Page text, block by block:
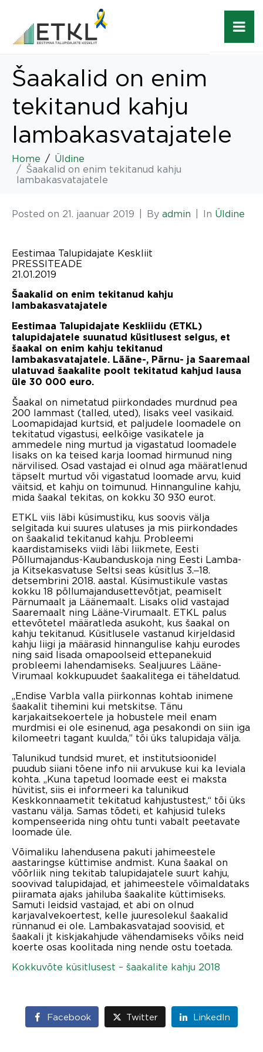
Šaakalid on enim
tekitanud kahju
lambakasvatajatele
Home
Üldine
Šaakalid on enim tekitanud kahju
lambakasvatajatele
Posted on 21. jaanuar 2019 By admin In Üldine
Eestimaa Talupidajate Keskliit
PRESSITEADE
21.01.2019
Šaakalid on enim tekitanud kahju
lambakasvatajatele
Eestimaa Talupidajate Keskliidu (ETKL)
talupidajatele suunatud küsitlusest selgus, et
šaakal on enim kahju tekitanud
lambakasvatajatele. Lääne-, Pärnu- ja Saaremaal
ulatuvad šaakalite poolt tekitatud kahjud lausa
üle 30 000 euro.
Šaakal on nimetatud piirkondades murdnud pea
200 lammast (talled, uted), lisaks veel vasikaid.
Loomapidajad kurtsid, et paljudele loomadele on
tekitatud vigastusi, eelkõige vasikatele ja
ammedele ning murtud ja vigastatud loomadele
lisaks on ka teised karja loomad hirmunud ning
närvilised. Osad vastajad ei olnud aga määratlenud
täpselt murtud või vigastatud loomade arvu, kuid
väitsid, et kahju on toimunud. Hinnanguline kahju,
mida šaakal tekitas, on kokku 30 930 eurot.
ETKL viis läbi küsimustiku, kus soovis välja
selgitada kui suures ulatuses ja mis piirkondades
on šaakalid tekitanud kahju. Probleemi
kaardistamiseks viidi läbi liikmete, Eesti
Põllumajandus-Kaubanduskoja ning Eesti Lamba-
ja Kitsekasvatuse Seltsi seas küsitlus 3.‒18.
detsembrini 2018. aastal. Küsimustikule vastas
kokku 18 põllumajandusettevõtjat, peamiselt
Pärnumaalt ja Läänemaalt. Lisaks olid vastajad
Saaremaalt ning Lääne-Virumaalt. ETKL palus
ettevõtetel määratleda asukoht, kus šaakal on
kahju tekitanud. Küsitlusele vastanud kirjeldasid
kahju liigi ja määrasid hinnangulise kahju eurodes
ning said lisada omapoolseid ettepanekuid
probleemi lahendamiseks. Sealjuures Lääne-
Virumaal kokkupuudet šaakalitega ei täheldatud.
„Endise Varbla valla piirkonnas kohtab inimene
šaakalit tihemini kui metskitse. Tänu
karjakaitsekoertele ja hobustele meil enam
murdmisi ei ole esinenud, aga pesakondi on siin iga
kilomeetri tagant kuulda,” tõi üks talupidaja välja.
Talunikud tundsid muret, et institutsioonidel
puudub siiani tõene info nii arvukuse kui ka leviala
kohta. „Kuna tapetud loomade eest ei maksta
hüvitist, siis ei informeeri ka talunikud
Keskkonnaametit tekitatud kahjustustest,“ tõi üks
vastanu välja. Samas tõdeti, et kahjusid tuleks
kompenseerida ning ohtu tunti vabalt peetavate
loomade üle.
Võimaliku lahendusena pakuti jahimeestele
aastaringse küttimise andmist. Kuna šaakal on
võõrliik ning tekitab talupidajatele suurt kahju,
soovivad talupidajad, et jahimeestele võimaldataks
piiramata ajaks jahiluba šaakalite küttimiseks.
Samuti leidsid vastajad, et abi on olnud
karjavalvekoertest, kelle juuresolekul šaakalid
rünnanud ei ole. Lambakasvatajad soovisid, et
šaakali jt kiskjakahjude vähendamiseks võiks neid
koerte osas koolitada ning nende ostu toetada.
Kokkuvõte küsitlusest – šaakalite kahju 2018
Facebook Twitter LinkedIn